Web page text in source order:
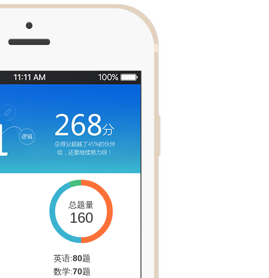
总题量
160
英语:80题
数学:70题